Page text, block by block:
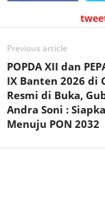
Previous article
POPDA XII dan
IX Banten 2026 di
Resmi di Buka,
Andra Soni :
Menuju PON 2032